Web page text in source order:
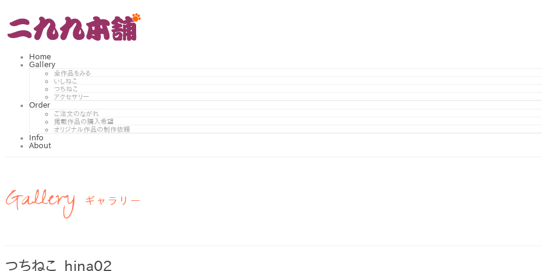
Home
Gallery
全作品をみる
いしねこ
つちねこ
アクセサリー
Order
ご注文のながれ
掲載作品の購入希望
オリジナル作品の制作依頼
Info
About
Gallery ギャラリー
つちねこ_hina02